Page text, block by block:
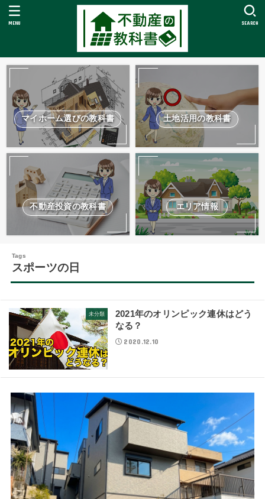
SEARCH
MENU
マイホーム選びの教科書 土地活用の教科書
不動産投資の教科書 エリア情報
スポーツの日
未分類
2021年のオリンピック連休はどう
なる？
2020.12.10